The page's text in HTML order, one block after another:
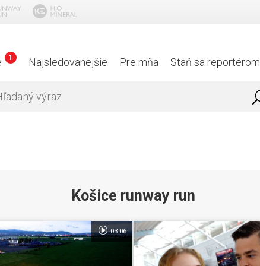
1 Najsledovanejšie Pre mňa Staň sa reportérom
Košice runway run
03:06